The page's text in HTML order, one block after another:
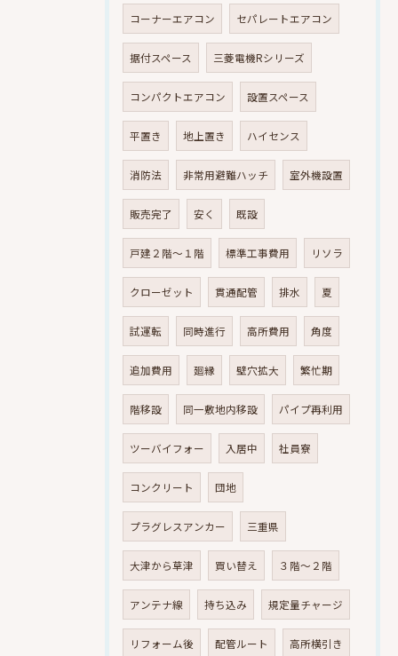
コーナーエアコン セパレートエアコン
据付スペース 三菱電機Rシリーズ
コンパクトエアコン 設置スペース
平置き 地上置き ハイセンス
消防法 非常用避難ハッチ 室外機設置
販売完了 安く 既設
戸建２階～１階 標準工事費用 リソラ
クローゼット 貫通配管 排水 夏
試運転 同時進行 高所費用 角度
追加費用 廻縁 壁穴拡大 繁忙期
階移設 同一敷地内移設 パイプ再利用
ツーバイフォー 入居中 社員寮
コンクリート 団地
プラグレスアンカー 三重県
大津から草津 買い替え ３階～２階
アンテナ線 持ち込み 規定量チャージ
リフォーム後 配管ルート 高所横引き